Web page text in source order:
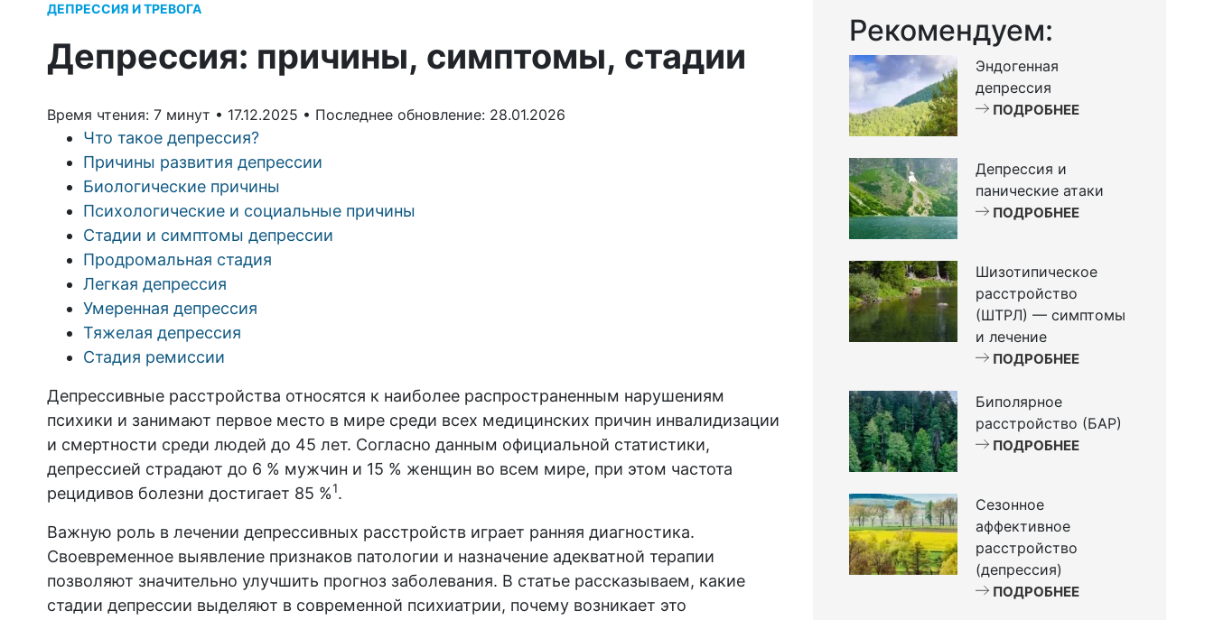
ДЕПРЕССИЯ И ТРЕВОГА
Депрессия: причины, симптомы, стадии
Время чтения: 7 минут • 17.12.2025 • Последнее обновление: 28.01.2026
Что такое депрессия?
Причины развития депрессии
Биологические причины
Психологические и социальные причины
Стадии и симптомы депрессии
Продромальная стадия
Легкая депрессия
Умеренная депрессия
Тяжелая депрессия
Стадия ремиссии
Депрессивные расстройства относятся к наиболее распространенным нарушениям
психики и занимают первое место в мире среди всех медицинских причин инвалидизации
и смертности среди людей до 45 лет. Согласно данным официальной статистики,
депрессией страдают до 6 % мужчин и 15 % женщин во всем мире, при этом частота
рецидивов болезни достигает 85 %1.
Важную роль в лечении депрессивных расстройств играет ранняя диагностика.
Своевременное выявление признаков патологии и назначение адекватной терапии
позволяют значительно улучшить прогноз заболевания. В статье рассказываем, какие
стадии депрессии выделяют в современной психиатрии, почему возникает это
Рекомендуем:
Эндогенная
депрессия
ПОДРОБНЕЕ
Депрессия и
панические атаки
ПОДРОБНЕЕ
Шизотипическое
расстройство
(ШТРЛ) — симптомы
и лечение
ПОДРОБНЕЕ
Биполярное
расстройство (БАР)
ПОДРОБНЕЕ
Сезонное
аффективное
расстройство
(депрессия)
ПОДРОБНЕЕ